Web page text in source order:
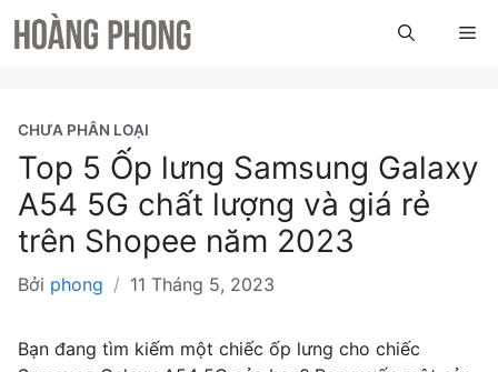
Chuyển
đến
CHƯA PHÂN LOẠI
Top 5 Ốp lưng Samsung Galaxy
A54 5G chất lượng và giá rẻ
trên Shopee năm 2023
Bởi phong / 11 Tháng 5, 2023
Bạn đang tìm kiếm một chiếc ốp lưng cho chiếc